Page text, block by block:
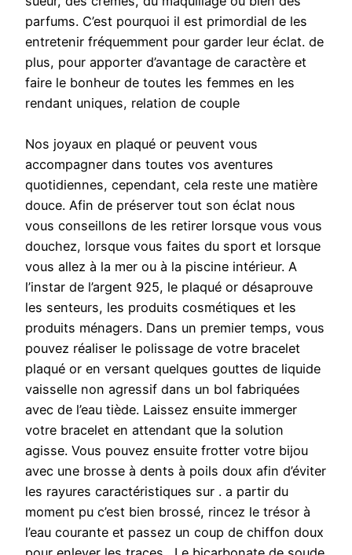
parfums. C’est pourquoi il est primordial de les
entretenir fréquemment pour garder leur éclat. de
plus, pour apporter d’avantage de caractère et
faire le bonheur de toutes les femmes en les
rendant uniques, relation de couple
Nos joyaux en plaqué or peuvent vous
accompagner dans toutes vos aventures
quotidiennes, cependant, cela reste une matière
douce. Afin de préserver tout son éclat nous
vous conseillons de les retirer lorsque vous vous
douchez, lorsque vous faites du sport et lorsque
vous allez à la mer ou à la piscine intérieur. A
l’instar de l’argent 925, le plaqué or désaprouve
les senteurs, les produits cosmétiques et les
produits ménagers. Dans un premier temps, vous
pouvez réaliser le polissage de votre bracelet
plaqué or en versant quelques gouttes de liquide
vaisselle non agressif dans un bol fabriquées
avec de l’eau tiède. Laissez ensuite immerger
votre bracelet en attendant que la solution
agisse. Vous pouvez ensuite frotter votre bijou
avec une brosse à dents à poils doux afin d’éviter
les rayures caractéristiques sur . a partir du
moment pu c’est bien brossé, rincez le trésor à
l’eau courante et passez un coup de chiffon doux